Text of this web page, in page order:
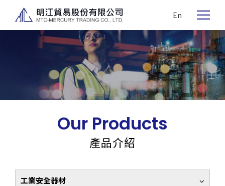
En
Our Products
產品介紹
工業安全器材